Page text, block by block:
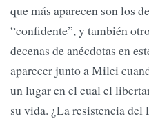
que más aparecen son los
“confidente”, y también
decenas de anécdotas en
aparecer junto a Milei
un lugar en el cual el
su vida. ¿La resistencia del